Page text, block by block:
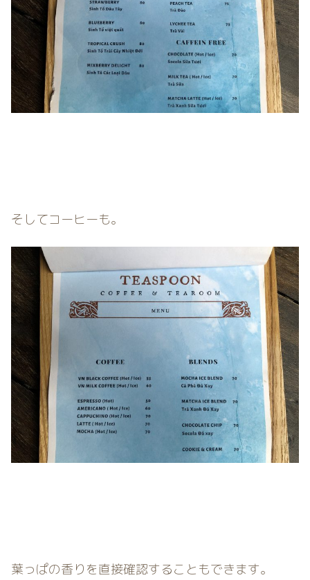
そしてコーヒーも。
葉っぱの香りを直接確認することもできます。